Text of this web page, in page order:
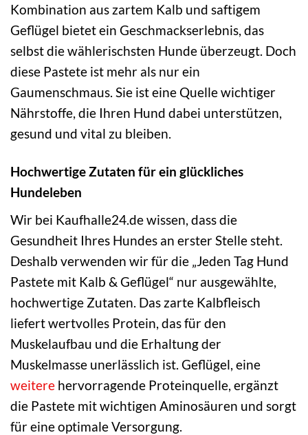
Kombination aus zartem Kalb und saftigem
Geflügel bietet ein Geschmackserlebnis, das
selbst die wählerischsten Hunde überzeugt. Doch
diese Pastete ist mehr als nur ein
Gaumenschmaus. Sie ist eine Quelle wichtiger
Nährstoffe, die Ihren Hund dabei unterstützen,
gesund und vital zu bleiben.
Hochwertige Zutaten für ein glückliches
Hundeleben
Wir bei Kaufhalle24.de wissen, dass die
Gesundheit Ihres Hundes an erster Stelle steht.
Deshalb verwenden wir für die „Jeden Tag Hund
Pastete mit Kalb & Geflügel“ nur ausgewählte,
hochwertige Zutaten. Das zarte Kalbfleisch
liefert wertvolles Protein, das für den
Muskelaufbau und die Erhaltung der
Muskelmasse unerlässlich ist. Geflügel, eine
weitere hervorragende Proteinquelle, ergänzt
die Pastete mit wichtigen Aminosäuren und sorgt
für eine optimale Versorgung.